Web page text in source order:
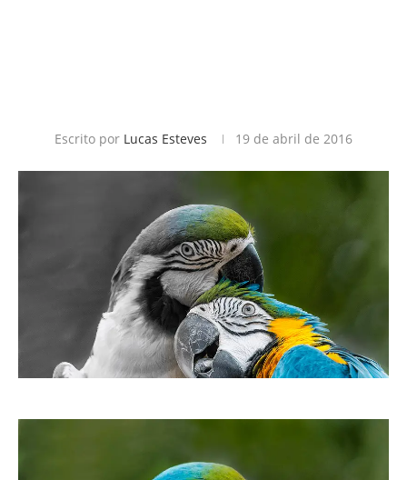
Escrito por Lucas Esteves 19 de abril de 2016